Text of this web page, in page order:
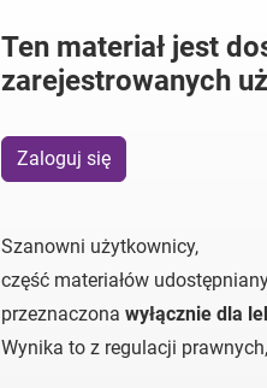
Ten materiał jest
zarejestrowanych
Zaloguj się
Szanowni użytkownicy,
część materiałów
przeznaczona wyłącznie dla
Wynika to z regulacji